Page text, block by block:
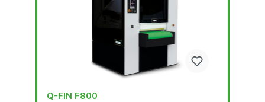
Q-FIN F800